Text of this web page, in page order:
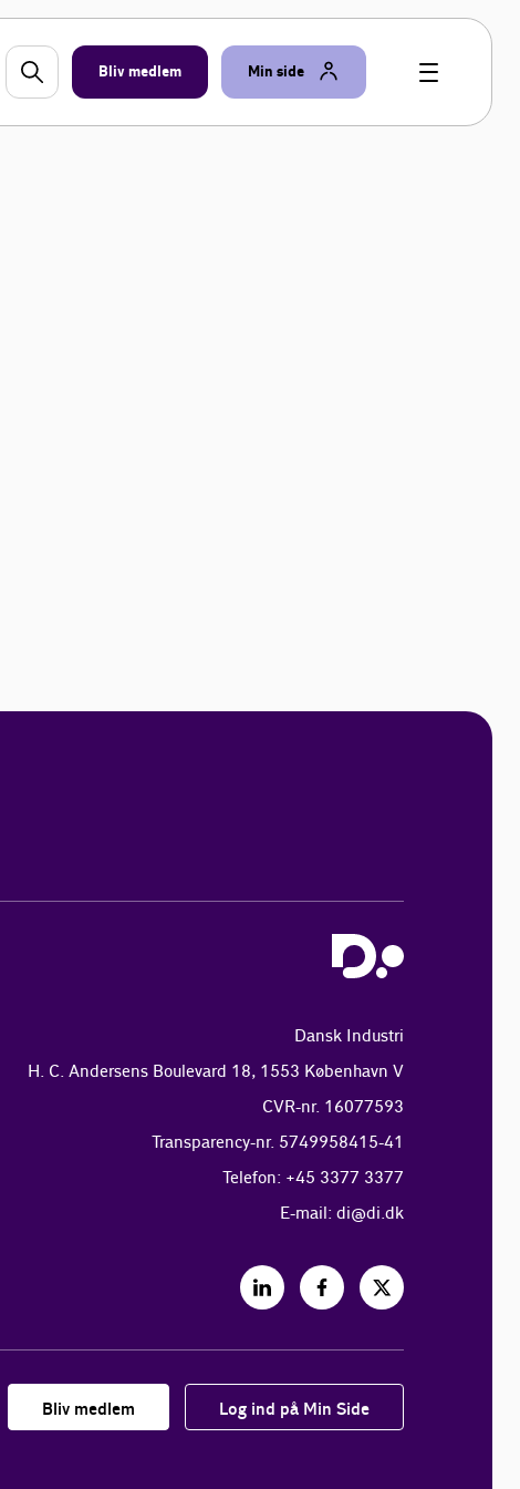
Bliv medlem Min side
Dansk Industri
H. C. Andersens Boulevard 18, 1553 København V
CVR-nr. 16077593
Transparency-nr. 5749958415-41
Telefon: +45 3377 3377
E-mail: di@di.dk
Bliv medlem Log ind på Min Side